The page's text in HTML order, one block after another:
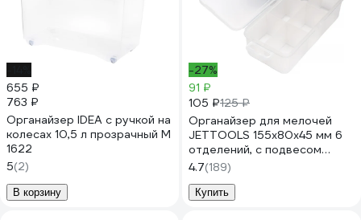
655 ₽
763 ₽
Органайзер IDEA с ручкой на
колесах 10,5 л прозрачный М
1622
5(2)
В корзину
-27%
91 ₽
105 ₽125 ₽
Органайзер для мелочей
JETTOOLS 155x80x45 мм 6
отделений, с подвесом
JT1558456
4.7(189)
Купить